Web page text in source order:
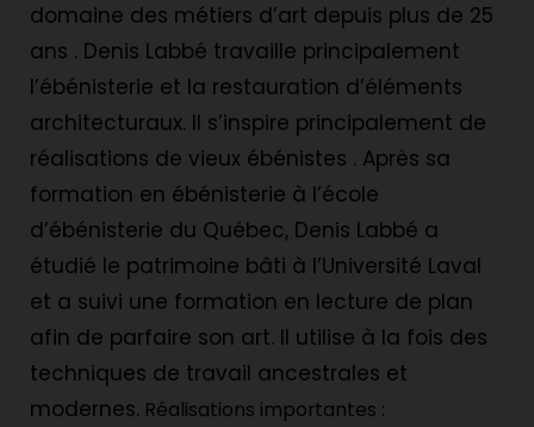
domaine des métiers d’art depuis plus de 25
ans . Denis Labbé travaille principalement
l’ébénisterie et la restauration d’éléments
architecturaux. Il s’inspire principalement de
réalisations de vieux ébénistes . Après sa
formation en ébénisterie à l’école
d’ébénisterie du Québec, Denis Labbé a
étudié le patrimoine bâti à l’Université Laval
et a suivi une formation en lecture de plan
afin de parfaire son art. Il utilise à la fois des
techniques de travail ancestrales et
modernes. Réalisations importantes :